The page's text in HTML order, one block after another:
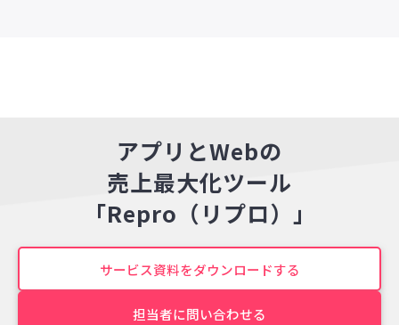
アプリとWebの
売上最大化ツール
「Repro（リプロ）」
サービス資料をダウンロードする
担当者に問い合わせる